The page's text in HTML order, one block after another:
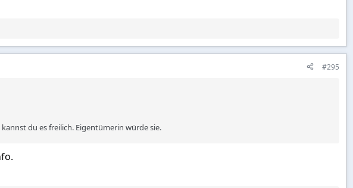
#295
du es freilich. Eigentümerin würde sie.